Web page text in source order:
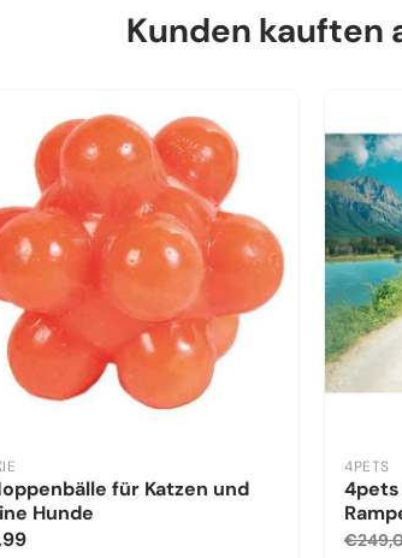
Kunden kauften
für Katzen und
Hunde
4PETS
4pets